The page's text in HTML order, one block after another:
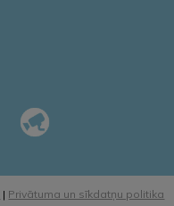
| Privātuma un sīkdatņu politika